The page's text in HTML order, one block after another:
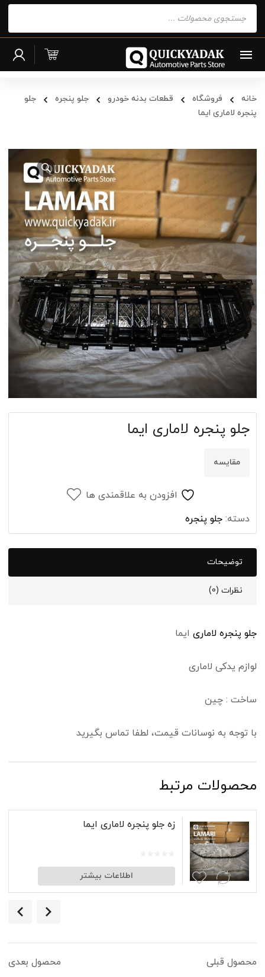
search
خانه فروشگاه قطعات بدنه خودرو جلو پنجره
جلو
پنجره لاماری ایما
جلو پنجره لاماری ایما
مقایسه
افزودن به علاقمندی ها
دسته: جلو پنجره
توضیحات
نظرات (0)
جلو پنجره لاماری ایما
لوازم یدکی لاماری
ساخت : چین
با توجه به نوسانات قیمت، لطفا تماس بگیرید
محصولات مرتبط
زه جلو پنجره لاماری ایما
اطلاعات بیشتر
محصول قبلی محصول بعدی